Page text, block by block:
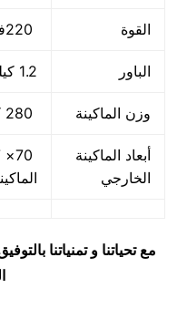
القوة
الباور 1.2 كيلو وات
وزن الماكينة
أبعاد الماكينة
الخارجي
مع تحياتنا و تمنياتنا